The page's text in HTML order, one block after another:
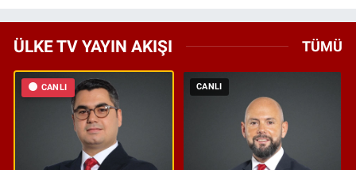
ÜLKE TV YAYIN AKIŞI TÜMÜ
CANLI CANLI